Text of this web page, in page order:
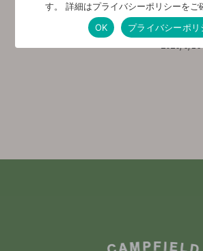
Posted in
す。 詳細はプライバシーポリシーをご
OK
プライバシーポリ